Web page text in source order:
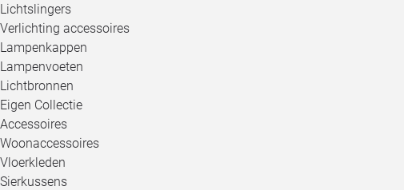
Lichtslingers
Verlichting accessoires
Lampenkappen
Lampenvoeten
Lichtbronnen
Eigen Collectie
Accessoires
Woonaccessoires
Vloerkleden
Sierkussens